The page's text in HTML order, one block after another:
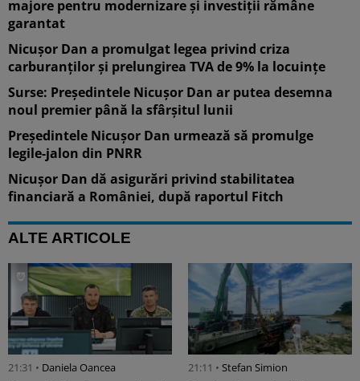
majore pentru modernizare și investiții rămâne
garantat
Nicușor Dan a promulgat legea privind criza
carburanților și prelungirea TVA de 9% la locuințe
Surse: Președintele Nicușor Dan ar putea desemna
noul premier până la sfârșitul lunii
Președintele Nicușor Dan urmează să promulge
legile-jalon din PNRR
Nicușor Dan dă asigurări privind stabilitatea
financiară a României, după raportul Fitch
ALTE ARTICOLE
21:31 • Daniela Oancea 21:11 • Stefan Simion